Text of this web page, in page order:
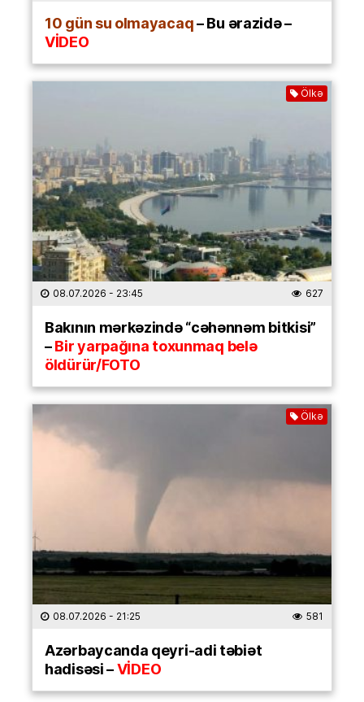
10 gün su olmayacaq– Bu ərazidə –
VİDEO
Ölkə
08.07.2026 - 23:45 627
Bakının mərkəzində “cəhənnəm bitkisi”
–Bir yarpağına toxunmaq belə
öldürür/FOTO
Ölkə
08.07.2026 - 21:25 581
Azərbaycanda qeyri-adi təbiət
hadisəsi –VİDEO